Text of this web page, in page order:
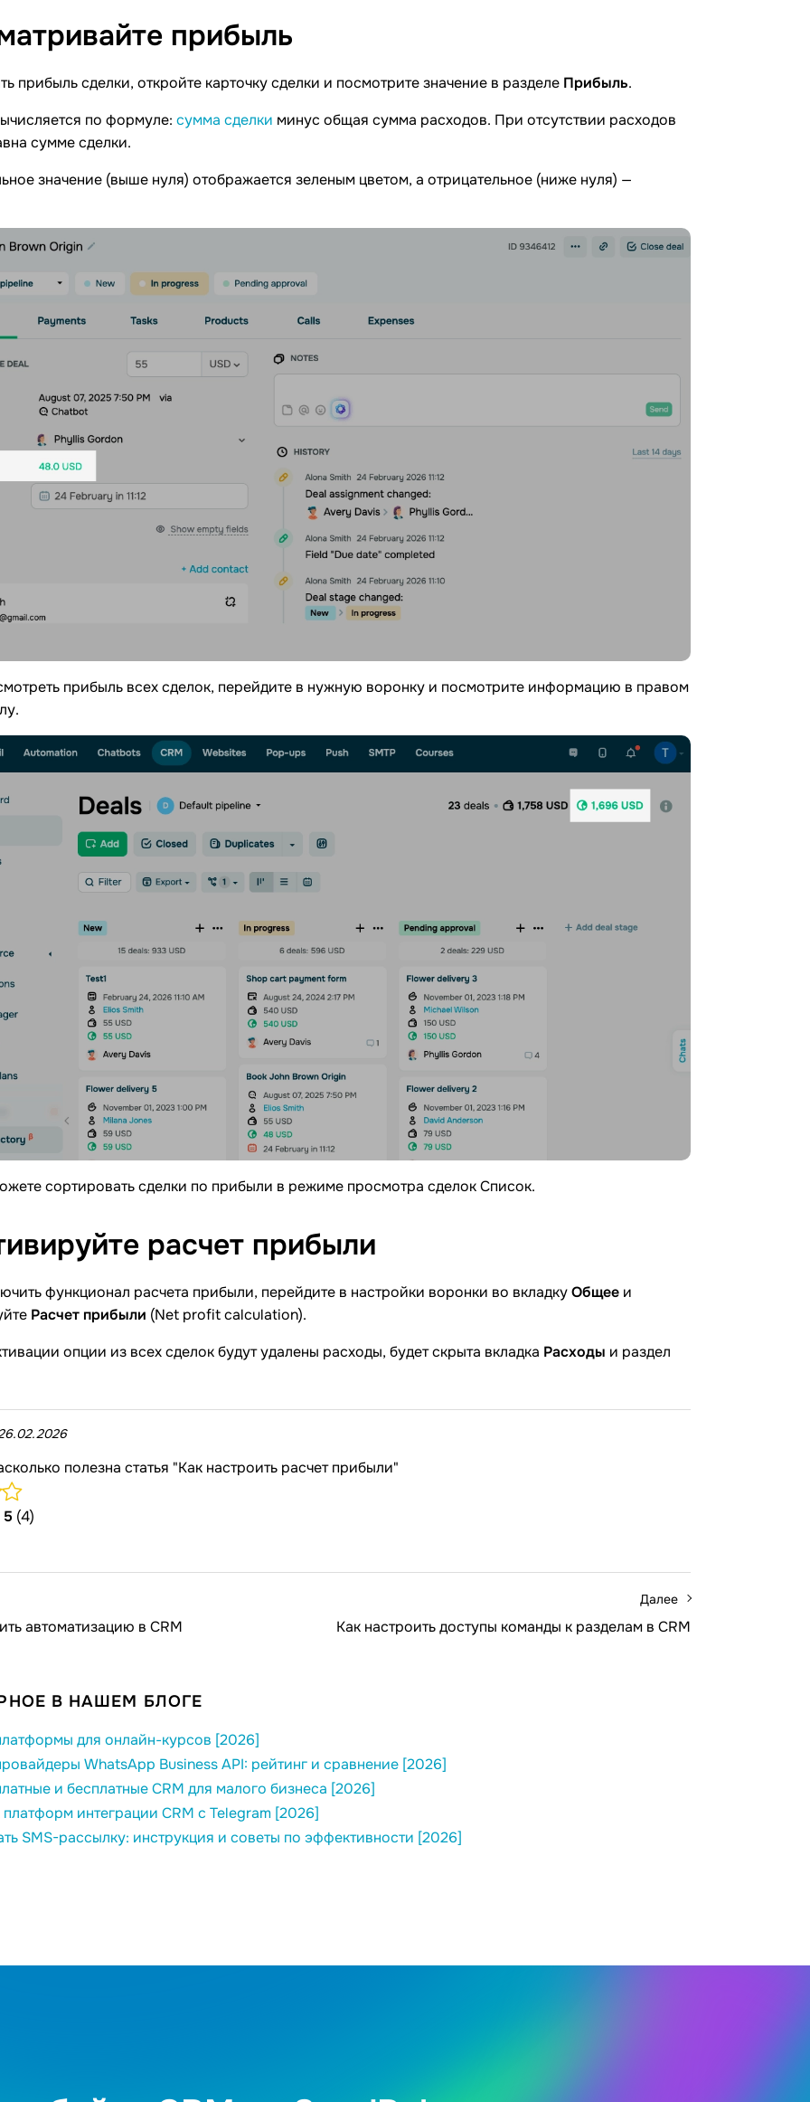
прибыль
прибыль сделки, откройте карточку сделки и посмотрите значение в разделе Прибыль.
по формуле: сумма сделки минус общая сумма расходов. При отсутствии расходов
сумме сделки.
значение (выше нуля) отображается зеленым цветом, а отрицательное (ниже нуля) —
прибыль всех сделок, перейдите в нужную воронку и посмотрите информацию в правом
сортировать сделки по прибыли в режиме просмотра сделок Список.
расчет прибыли
функционал расчета прибыли, перейдите в настройки воронки во вкладкуОбщее и
Расчет прибыли (Net profit calculation).
опции из всех сделок будут удалены расходы, будет скрыта вкладка Расходы и раздел
полезна статья "Как настроить расчет прибыли"
5 (4)
автоматизацию в CRM
Далее
Как настроить доступы команды к разделам в CRM
В НАШЕМ БЛОГЕ
для онлайн-курсов [2026]
WhatsApp Business API: рейтинг и сравнение [2026]
и бесплатные CRM для малого бизнеса [2026]
интеграции CRM с Telegram [2026]
SMS-рассылку: инструкция и советы по эффективности [2026]